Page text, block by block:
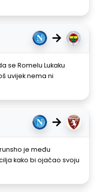
→
se Romelu Lukaku
uvijek nema ni
→
je među
kako bi ojačao svoju